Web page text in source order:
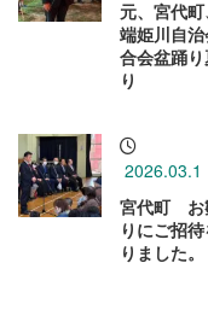
元、宮代町
端姫川自治
合会盆踊り
り
2026.03.1
宮代町 お
りにご招
りました。